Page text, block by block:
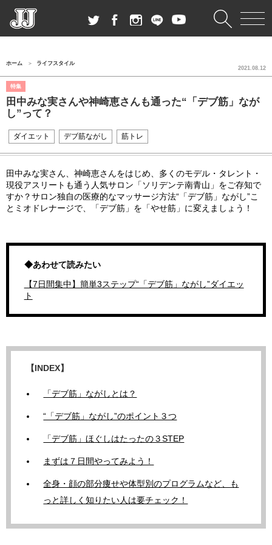
ホーム ライフスタイル
特集
田中みな実さんや神崎恵さんも通った“「デブ筋」なが
し”って？
2021.08.12
ダイエット デブ筋ながし 筋トレ
田中みな実さん、神崎恵さんをはじめ、多くのモデル・タレント・
現役アスリートも通う人気サロン「ソリデンテ南青山」をご存知で
すか？サロン独自の医療的なマッサージ方法“「デブ筋」ながし”こ
とミオドレナージで、「デブ筋」を「やせ筋」に変えましょう！
◆あわせて読みたい
【7日間集中】簡単3ステップ“「デブ筋」ながし”ダイエッ
ト
【INDEX】
「デブ筋」ながしとは？
“「デブ筋」ながし”のポイント３つ
「デブ筋」ほぐしはたったの３STEP
まずは７日間やってみよう！
全身・顔の部分痩せや体型別のプログラムなど、も
っと詳しく知りたい人は要チェック！